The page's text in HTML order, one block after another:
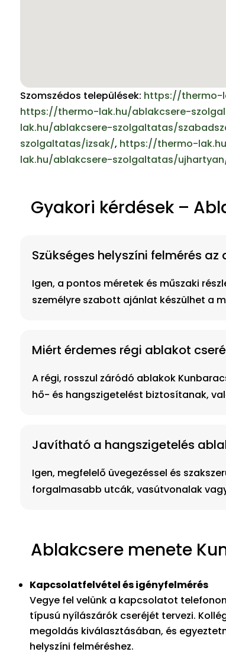
Szomszédos települések: https://thermo-
https://thermo-lak.hu/ablakcsere-
lak.hu/ablakcsere-szolgaltatas/
szolgaltatas/izsak/, https://thermo-
lak.hu/ablakcsere-szolgaltatas/
Gyakori kérdések –
Szükséges helyszíni felmérés
Igen, a pontos méretek és műszaki
személyre szabott ajánlat készülhet a
Miért érdemes régi ablakot
A régi, rosszul záródó ablakok
hő- és hangszigetelést biztosítanak,
Javítható a hangszigetelés
Igen, megfelelő üvegezéssel és
forgalmasabb utcák, vasútvonalak
Ablakcsere menete
Kapcsolatfelvétel és igényfelmérés
Vegye fel velünk a kapcsolatot
típusú nyílászárók cseréjét tervezi.
megoldás kiválasztásában, és
helyszíni felméréshez.